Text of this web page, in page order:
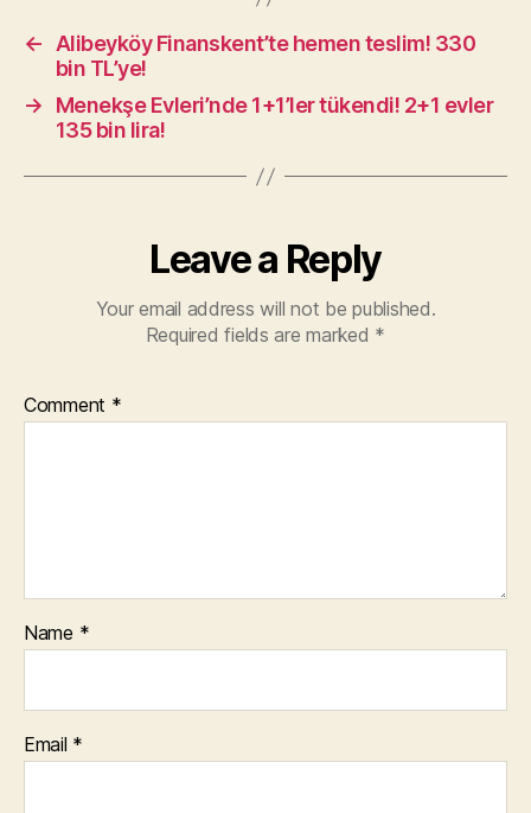
←
Alibeyköy Finanskent’te hemen teslim! 330
bin TL’ye!
→
Menekşe Evleri’nde 1+1’ler tükendi! 2+1 evler
135 bin lira!
Leave a Reply
Your email address will not be published.
Required fields are marked *
Comment *
Name *
Email *